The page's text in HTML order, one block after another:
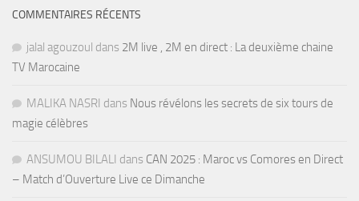
COMMENTAIRES RÉCENTS
jalal agouzoul dans 2M live , 2M en direct : La deuxième chaine
TV Marocaine
MALIKA NASRI dans Nous révélons les secrets de six tours de
magie célèbres
ANSUMOU BILALI dans CAN 2025 : Maroc vs Comores en Direct
– Match d’Ouverture Live ce Dimanche